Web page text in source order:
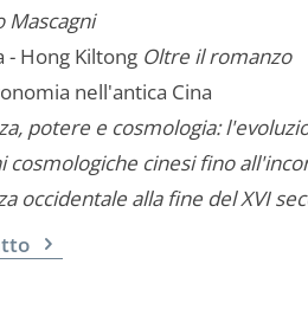
Mascagni
- Hong Kiltong Oltre il romanzo
nell'antica Cina
potere e cosmologia:
cosmologiche cinesi fino
occidentale alla fine del XVI